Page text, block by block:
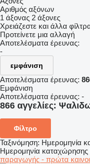
Αριθμός αξόνων
1 άξονας 2 άξονες
Χρειάζεστε και άλλα
Προτείνετε μια αλλαγή
Αποτελέσματα έρευνας:
-
εμφάνιση
Αποτελέσματα έρευνας:
Εμφάνιση
Αποτελέσματα έρευνας: -
866 αγγελίες:
Φίλτρο
Ταξινόμηση: Ημερομηνία
Ημερομηνία καταχώρησης
παραγωγής - πρώτα